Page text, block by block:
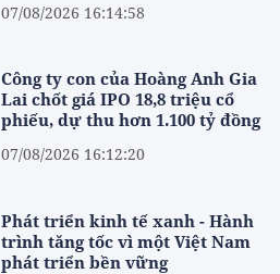
07/08/2026 16:14:58
Công ty con của Hoàng Anh Gia
Lai chốt giá IPO 18,8 triệu cổ
phiếu, dự thu hơn 1.100 tỷ đồng
07/08/2026 16:12:20
Phát triển kinh tế xanh - Hành
trình tăng tốc vì một Việt Nam
phát triển bền vững